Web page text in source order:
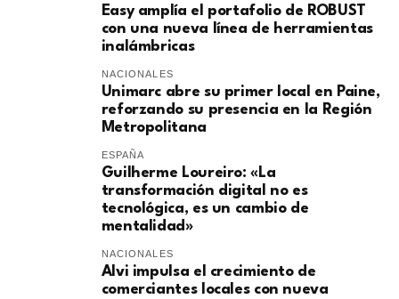
Easy amplía el portafolio de ROBUST
con una nueva línea de herramientas
inalámbricas
NACIONALES
Unimarc abre su primer local en Paine,
reforzando su presencia en la Región
Metropolitana
ESPAÑA
Guilherme Loureiro: «La
transformación digital no es
tecnológica, es un cambio de
mentalidad»
NACIONALES
Alvi impulsa el crecimiento de
comerciantes locales con nueva